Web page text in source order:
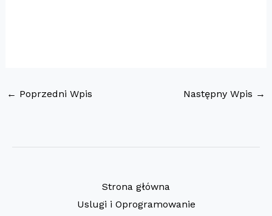
← Poprzedni Wpis Następny Wpis →
Strona główna
Uslugi i Oprogramowanie